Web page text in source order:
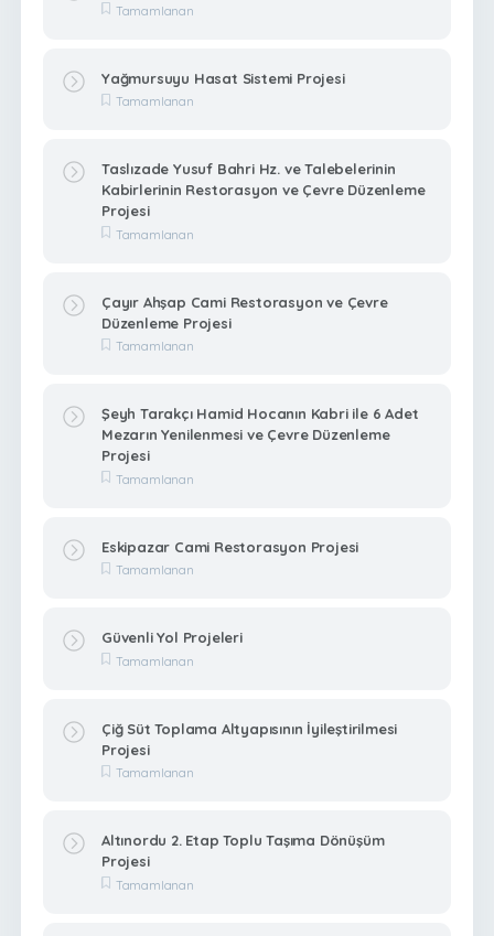
Tamamlanan
Yağmursuyu Hasat Sistemi Projesi
Tamamlanan
Taslızade Yusuf Bahri Hz. ve Talebelerinin
Kabirlerinin Restorasyon ve Çevre Düzenleme
Projesi
Tamamlanan
Çayır Ahşap Cami Restorasyon ve Çevre
Düzenleme Projesi
Tamamlanan
Şeyh Tarakçı Hamid Hocanın Kabri ile 6 Adet
Mezarın Yenilenmesi ve Çevre Düzenleme
Projesi
Tamamlanan
Eskipazar Cami Restorasyon Projesi
Tamamlanan
Güvenli Yol Projeleri
Tamamlanan
Çiğ Süt Toplama Altyapısının İyileştirilmesi
Projesi
Tamamlanan
Altınordu 2. Etap Toplu Taşıma Dönüşüm
Projesi
Tamamlanan